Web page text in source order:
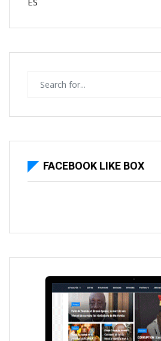
FACEBOOK LIKE BOX